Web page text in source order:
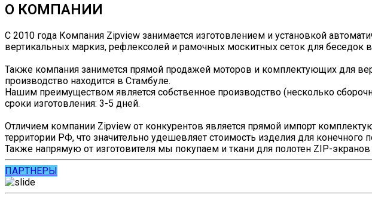
О КОМПАНИИ
С 2010 года Компания Zipview занимается изготовлением и установкой
вертикальных маркиз, рефлексолей и рамочных москитных сеток для беседок
Также компания занимется прямой продажей моторов и комплектующих для
производство находится в Стамбуле.
Нашим преимуществом является собственное производство (несколько
сроки изготовления: 3-5 дней.
Отличием компании Zipview от конкурентов является прямой импорт
территории РФ, что значительно удешевляет стоимость изделия для конечного
Также напрямую от изготовителя мы покупаем и ткани для полотен ZIP-
ПАРТНЕРЫ